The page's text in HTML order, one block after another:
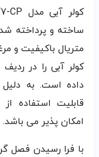
ساخته و پرداخته
متریال باکیفیت و
کولر آبی را در
داده است. به دلیل
قابلیت استفاده
امکان پذیر می باشد.
با فرا رسیدن فصل